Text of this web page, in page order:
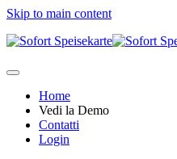
Skip to main content
Home
Vedi la Demo
Contatti
Login